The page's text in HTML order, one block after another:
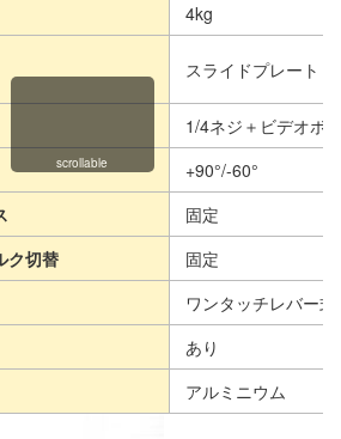
4kg
スライドプレート
1/4ネジ＋ビデオボ
+90°/-60°
固定
ク切替
固定
ワンタッチレバー式
あり
アルミニウム
scrollable